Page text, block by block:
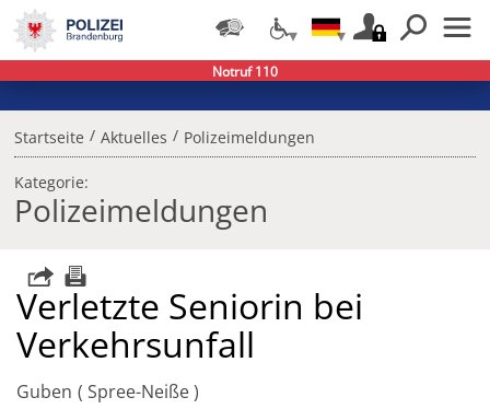
Startseite / Aktuelles / Polizeimeldungen
Kategorie:
Polizeimeldungen
Verletzte Seniorin bei
Verkehrsunfall
Guben Spree-Neiße
Notruf 110